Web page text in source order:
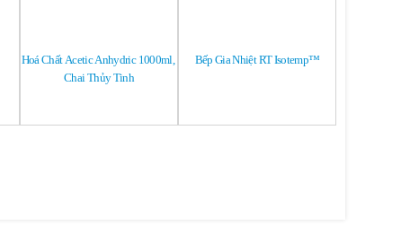
Hoá Chất Acetic Anhydric 1000ml,
Chai Thủy Tinh
Bếp Gia Nhiệt RT Isotemp™